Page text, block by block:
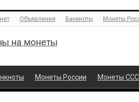
Объявления Банкноты Монеты
на монеты
Монеты России Монеты